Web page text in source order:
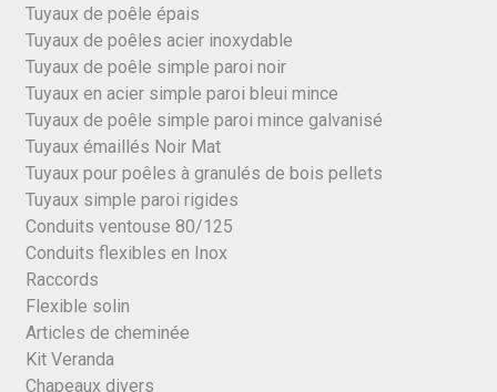
Tuyaux de poêle épais
Tuyaux de poêles acier inoxydable
Tuyaux de poêle simple paroi noir
Tuyaux en acier simple paroi bleui mince
Tuyaux de poêle simple paroi mince galvanisé
Tuyaux émaillés Noir Mat
Tuyaux pour poêles à granulés de bois pellets
Tuyaux simple paroi rigides
Conduits ventouse 80/125
Conduits flexibles en Inox
Raccords
Flexible solin
Articles de cheminée
Kit Veranda
Chapeaux divers